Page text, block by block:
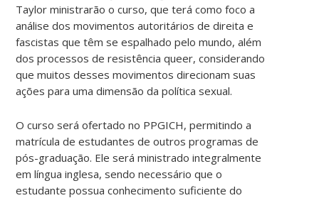
Taylor ministrarão o curso, que terá como foco a
análise dos movimentos autoritários de direita e
fascistas que têm se espalhado pelo mundo, além
dos processos de resistência queer, considerando
que muitos desses movimentos direcionam suas
ações para uma dimensão da política sexual.
O curso será ofertado no PPGICH, permitindo a
matrícula de estudantes de outros programas de
pós-graduação. Ele será ministrado integralmente
em língua inglesa, sendo necessário que o
estudante possua conhecimento suficiente do